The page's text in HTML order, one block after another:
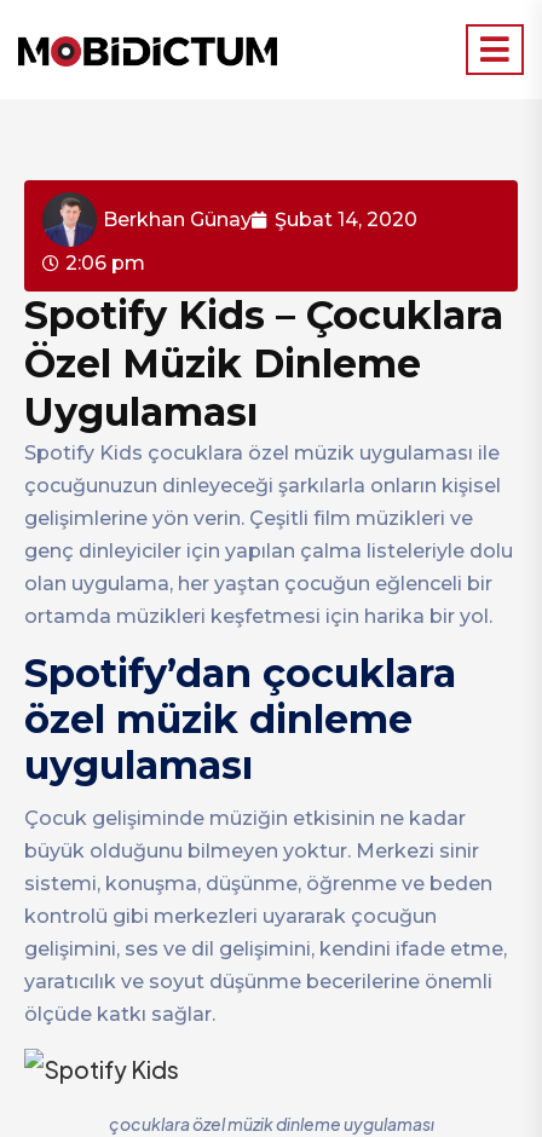
Berkhan Günay
Şubat 14, 2020
2:06 pm
Spotify Kids – Çocuklara
Özel Müzik Dinleme
Uygulaması
Spotify Kids çocuklara özel müzik uygulaması ile
çocuğunuzun dinleyeceği şarkılarla onların kişisel
gelişimlerine yön verin. Çeşitli film müzikleri ve
genç dinleyiciler için yapılan çalma listeleriyle dolu
olan uygulama, her yaştan çocuğun eğlenceli bir
ortamda müzikleri keşfetmesi için harika bir yol.
Spotify’dan çocuklara
özel müzik dinleme
uygulaması
Çocuk gelişiminde müziğin etkisinin ne kadar
büyük olduğunu bilmeyen yoktur. Merkezi sinir
sistemi, konuşma, düşünme, öğrenme ve beden
kontrolü gibi merkezleri uyararak çocuğun
gelişimini, ses ve dil gelişimini, kendini ifade etme,
yaratıcılık ve soyut düşünme becerilerine önemli
ölçüde katkı sağlar.
çocuklara özel müzik dinleme uygulaması